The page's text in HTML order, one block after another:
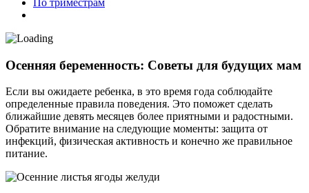
По триместрам
Осенняя беременность: Советы для будущих мам
Если вы ожидаете ребенка, в это время года соблюдайте
определенные правила поведения. Это поможет сделать
ближайшие девять месяцев более приятными и радостными.
Обратите внимание на следующие моменты: защита от
инфекций, физическая активность и конечно же правильное
питание.